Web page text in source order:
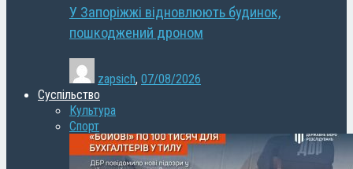
У Запоріжжі відновлюють будинок,
пошкоджений дроном
zapsich, 07/08/2026
Суспільство
Культура
Спорт